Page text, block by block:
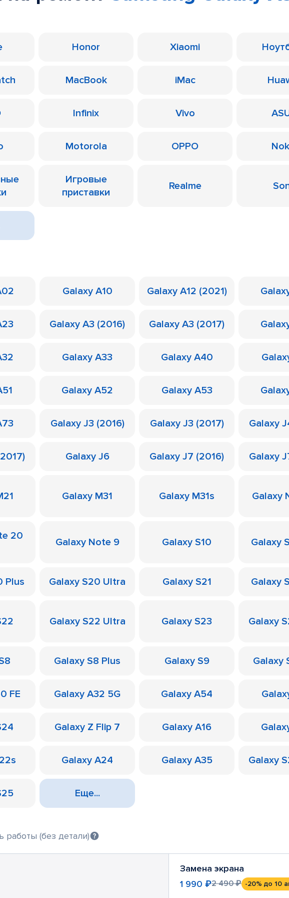
Honor Xiaomi
MacBook iMac
Infinix Vivo
Motorola OPPO
Игровые
приставки
Realme
Galaxy A10 Galaxy A12 (2021)
Galaxy A3 (2016) Galaxy A3 (2017)
Galaxy A33 Galaxy A40
Galaxy A52 Galaxy A53
Galaxy J3 (2016) Galaxy J3 (2017) Galaxy
Galaxy J6 Galaxy J7 (2016) Galaxy
Galaxy M31 Galaxy M31s Galaxy
20
Galaxy Note 9 Galaxy S10 Galaxy
Plus Galaxy S20 Ultra Galaxy S21 Galaxy
Galaxy S22 Ultra Galaxy S23 Galaxy
Galaxy S8 Plus Galaxy S9 Galaxy
FE Galaxy A32 5G Galaxy A54
Galaxy Z Flip 7 Galaxy A16
Galaxy A24 Galaxy A35 Galaxy
Еще...
работы (без детали)
Замена экрана
1 990 ₽2 490 ₽ -20% до 10